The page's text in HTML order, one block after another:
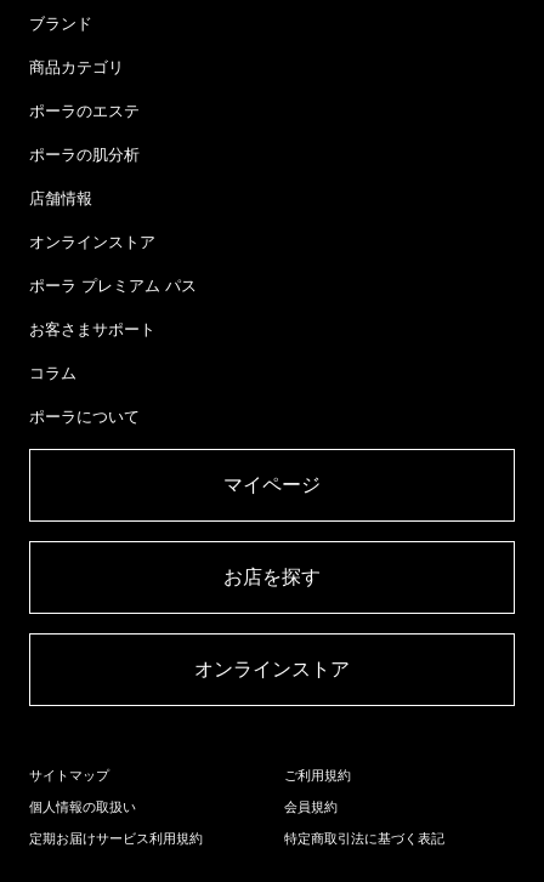
ブランド
商品カテゴリ
ポーラのエステ
ポーラの肌分析
店舗情報
オンラインストア
ポーラ プレミアム パス
お客さまサポート
コラム
ポーラについて
マイページ​
お店を探す​
オンラインストア​
サイトマップ
個人情報の取扱い
定期お届けサービス利用規約
ご利用規約
会員規約
特定商取引法に基づく表記